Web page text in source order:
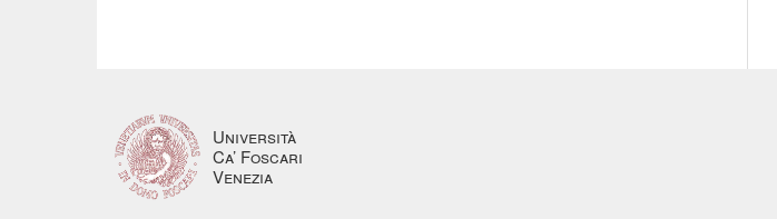
Università
Ca’ Foscari
Venezia